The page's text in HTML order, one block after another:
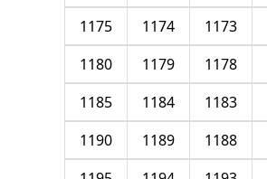
1173
1174
1175
1178
1179
1180
1183
1184
1185
1188
1189
1190